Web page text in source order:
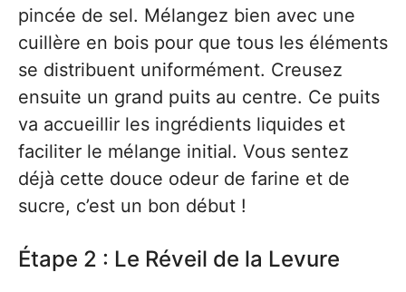
pincée de sel. Mélangez bien avec une
cuillère en bois pour que tous les éléments
se distribuent uniformément. Creusez
ensuite un grand puits au centre. Ce puits
va accueillir les ingrédients liquides et
faciliter le mélange initial. Vous sentez
déjà cette douce odeur de farine et de
sucre, c’est un bon début !
Étape 2 : Le Réveil de la Levure